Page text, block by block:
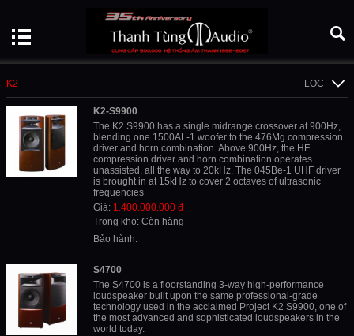
K2 LỌC
K2-S9900
The K2 S9900 has a single midrange crossover at 900Hz,
blending one 1500AL-1 woofer to the 476Mg compression
driver and horn combination. Above 900Hz, the HF
compression driver and horn combination operates
unassisted, all the way to 20kHz. The 045Be-1 UHF driver
is brought in at 15kHz to cover 2 octaves of ultrasonic
frequencies
Giá: 1.400.000.000 đ
Trong kho: Còn hàng
Bảo hành:
S4700
The S4700 is a floorstanding 3-way high-performance
loudspeaker built upon the same professional-grade
technology used in the acclaimed Project K2 S9900, one of
the most advanced and sophisticated loudspeakers in the
world today.